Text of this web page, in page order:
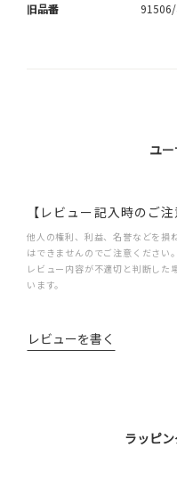
旧品番
ユ
【レビュー記入時のご注
他人の権利、利益、名誉などを損
はできませんのでご注意ください。
レビュー内容が不適切と判断した
います。
レビューを書く
ラッピ